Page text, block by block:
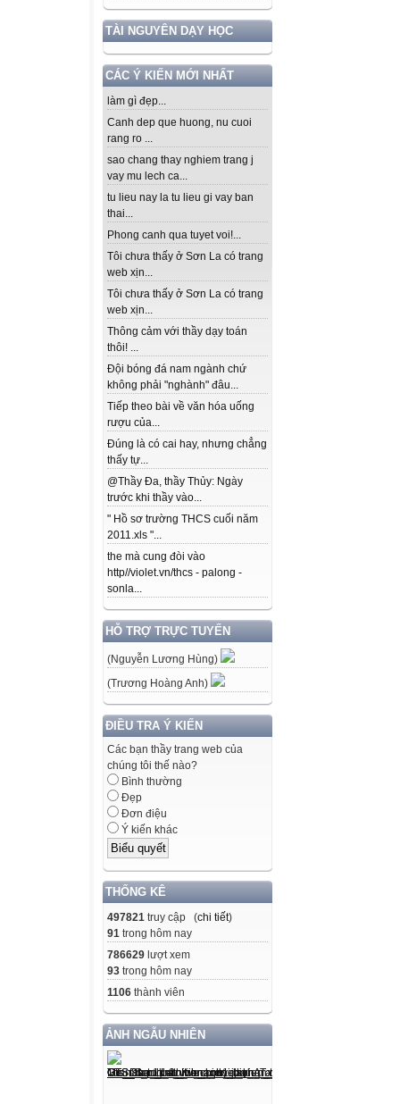
TÀI NGUYÊN DẠY HỌC
CÁC Ý KIẾN MỚI NHẤT
làm gì đẹp...
Canh dep que huong, nu cuoi
rang ro ...
sao chang thay nghiem trang j
vay mu lech ca...
tu lieu nay la tu lieu gi vay ban
thai...
Phong canh qua tuyet voi!...
Tôi chưa thấy ở Sơn La có trang
web xịn...
Tôi chưa thấy ở Sơn La có trang
web xịn...
Thông cảm với thầy dạy toán
thôi! ...
Đội bóng đá nam ngành chứ
không phải "nghành" đâu...
Tiếp theo bài về văn hóa uống
rượu của...
Đúng là có cai hay, nhưng chẳng
thấy tự...
@Thầy Đa, thầy Thủy: Ngày
trước khi thầy vào...
" Hồ sơ trường THCS cuối năm
2011.xls "...
the mà cung đòi vào
http//violet.vn/thcs - palong -
sonla...
HỖ TRỢ TRỰC TUYẾN
(Nguyễn Lương Hùng)
(Trương Hoàng Anh)
ĐIỀU TRA Ý KIẾN
Các bạn thầy trang web của
chúng tôi thế nào?
Bình thường
Đẹp
Đơn điệu
Ý kiến khác
THỐNG KÊ
497821 truy cập (chi tiết)
91 trong hôm nay
786629 lượt xem
93 trong hôm nay
1106 thành viên
ẢNH NGẪU NHIÊN